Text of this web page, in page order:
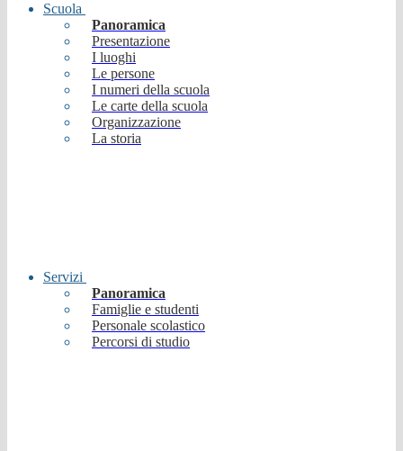
Scuola
Panoramica
Presentazione
I luoghi
Le persone
I numeri della scuola
Le carte della scuola
Organizzazione
La storia
Servizi
Panoramica
Famiglie e studenti
Personale scolastico
Percorsi di studio